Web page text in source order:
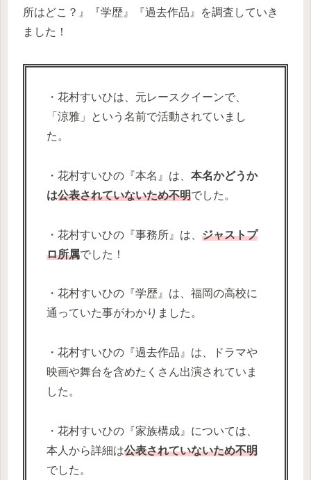
所はどこ？』『学歴』『過去作品』を調査していき
ました！
・花村すいひは、元レースクイーンで、
「涼雅」という名前で活動されていまし
た。
・花村すいひの『本名』は、 本名かどうか
は公表されていないため不明でした。
・花村すいひの『事務所』は、 ジャストプ
ロ所属でした！
・花村すいひの『学歴』は、福岡の高校に
通っていた事がわかりました。
・花村すいひの『過去作品』は、ドラマや
映画や舞台を含めたくさん出演されていま
した。
・花村すいひの『家族構成』については、
本人から詳細は公表されていないため不明
でした。